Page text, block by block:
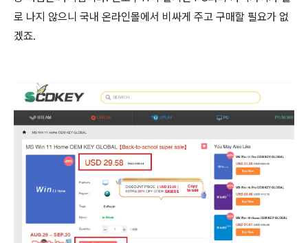
로 나지 않으니 국내 온라인몰에서 비싸게 주고 구매할 필요가 없
겠죠.